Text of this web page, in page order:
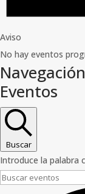
Aviso
No hay eventos
Eventos
Buscar
Introduce la palabra